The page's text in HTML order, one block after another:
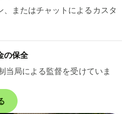
、またはチャットによるカスタ
の保全
当局による監督を受けていま